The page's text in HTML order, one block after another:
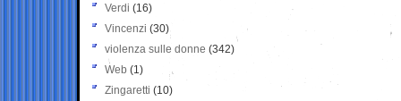
Verdi (16)
Vincenzi (30)
violenza sulle donne (342)
Web (1)
Zingaretti (10)